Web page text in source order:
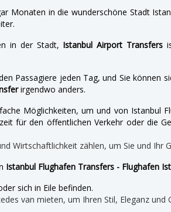
Monaten in die wunderschöne Stadt
in der Stadt, Istanbul Airport Transfers
Passagiere jeden Tag, und Sie können
irgendwo anders.
Möglichkeiten, um und von Istanbul
für den öffentlichen Verkehr oder die
Wirtschaftlichkeit zählen, um Sie und Ihr
Istanbul Flughafen Transfers - Flughafen
sich in Eile befinden.
van mieten, um Ihren Stil, Eleganz und